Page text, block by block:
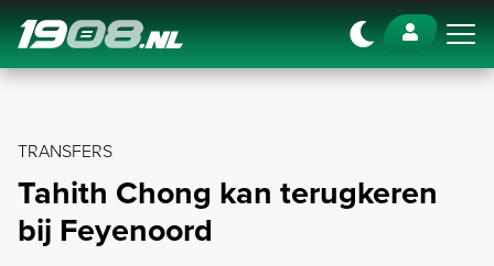
Navigation
TRANSFERS
Tahith Chong kan terugkeren
bij Feyenoord